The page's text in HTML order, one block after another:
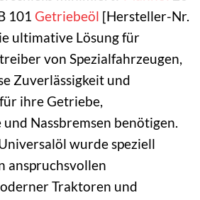
101 Getriebeöl [Hersteller-Nr.
ultimative Lösung für
von Spezialfahrzeugen,
Zuverlässigkeit und
ihre Getriebe,
Nassbremsen benötigen.
wurde speziell
anspruchsvollen
Traktoren und